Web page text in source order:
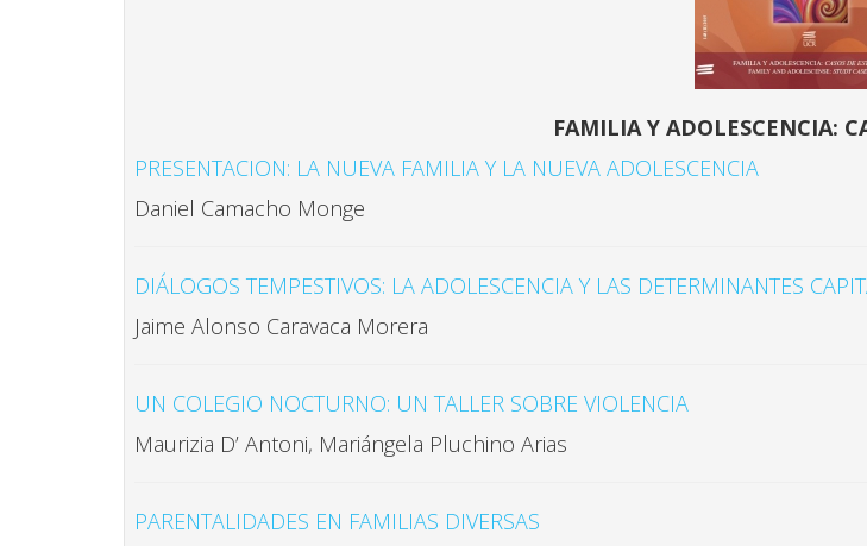
FAMILIA Y ADOLESCENCIA:
PRESENTACION: LA NUEVA FAMILIA Y LA NUEVA ADOLESCENCIA
Daniel Camacho Monge
DIÁLOGOS TEMPESTIVOS: LA ADOLESCENCIA Y LAS DETERMINANTES
Jaime Alonso Caravaca Morera
UN COLEGIO NOCTURNO: UN TALLER SOBRE VIOLENCIA
Maurizia D’ Antoni, Mariángela Pluchino Arias
PARENTALIDADES EN FAMILIAS DIVERSAS